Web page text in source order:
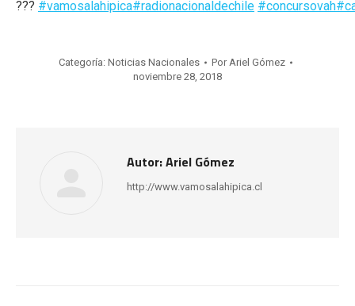
??? #vamosalahipica#radionacionaldechile #concursovah
Categoría: Noticias Nacionales PorAriel Gómez
noviembre 28, 2018
Autor:Ariel Gómez
http://www.vamosalahipica.cl